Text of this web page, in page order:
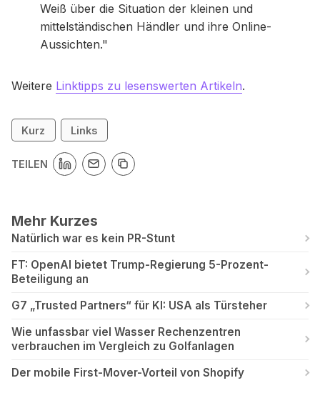
Weiß über die Situation der kleinen und
mittelständischen Händler und ihre Online-
Aussichten."
Weitere Linktipps zu lesenswerten Artikeln.
Kurz Links
TEILEN
Mehr Kurzes
Natürlich war es kein PR-Stunt
FT: OpenAI bietet Trump-Regierung 5-Prozent-
Beteiligung an
G7 „Trusted Partners“ für KI: USA als Türsteher
Wie unfassbar viel Wasser Rechenzentren
verbrauchen im Vergleich zu Golfanlagen
Der mobile First-Mover-Vorteil von Shopify